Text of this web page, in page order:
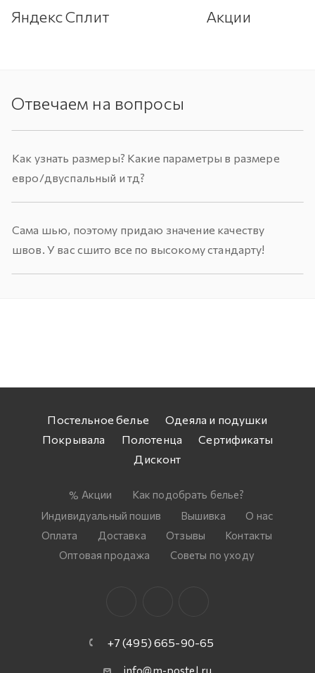
Яндекс Сплит Акции
Отвечаем на вопросы
Как узнать размеры? Какие параметры в размере
евро/двуспальный и тд?
Сама шью, поэтому придаю значение качеству
швов. У вас сшито все по высокому стандарту!
Постельное белье
Одеяла и подушки
Покрывала
Полотенца
Сертификаты
Дисконт
Акции
Как подобрать белье?
Индивидуальный пошив
Вышивка
О нас
Оплата
Доставка Отзывы
Контакты
Оптовая продажа
Советы по уходу
+7 (495) 665-90-65
info@m-postel.ru